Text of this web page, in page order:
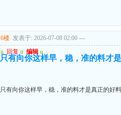
6楼 发表于: 2026-07-08 02:00 ---
u 回复 u 编辑 u
只有向你这样早，稳，准的料才
只有向你这样早，稳，准的料才是真正的好料